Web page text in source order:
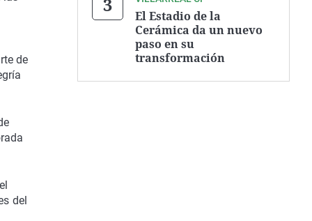
de
del
El Estadio de la
Cerámica da un nuevo
paso en su
transformación